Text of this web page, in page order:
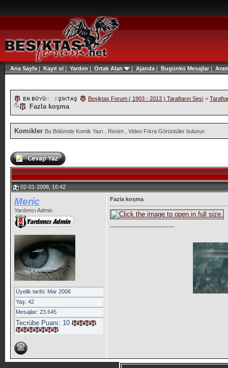
Ana Sayfa | Kayıt ol | Yardım | Ortak Alan | Ajanda | Bugünkü Mesajlar|
Beşiktaş Forum ( 1903 - 2013 ) Taraftarın Sesi >
Fazla koşma
Komikler Bu Bölümde Komik Yazı , Resim , Video Fıkra Görüntüler bulunur.
02-01-2008, 16:42
Meric
Yardımcı Admin
Üyelik tarihi: Mar 2006
Yaş: 42
Mesajlar: 23.645
Tecrübe Puanı: 10
Fazla koşma